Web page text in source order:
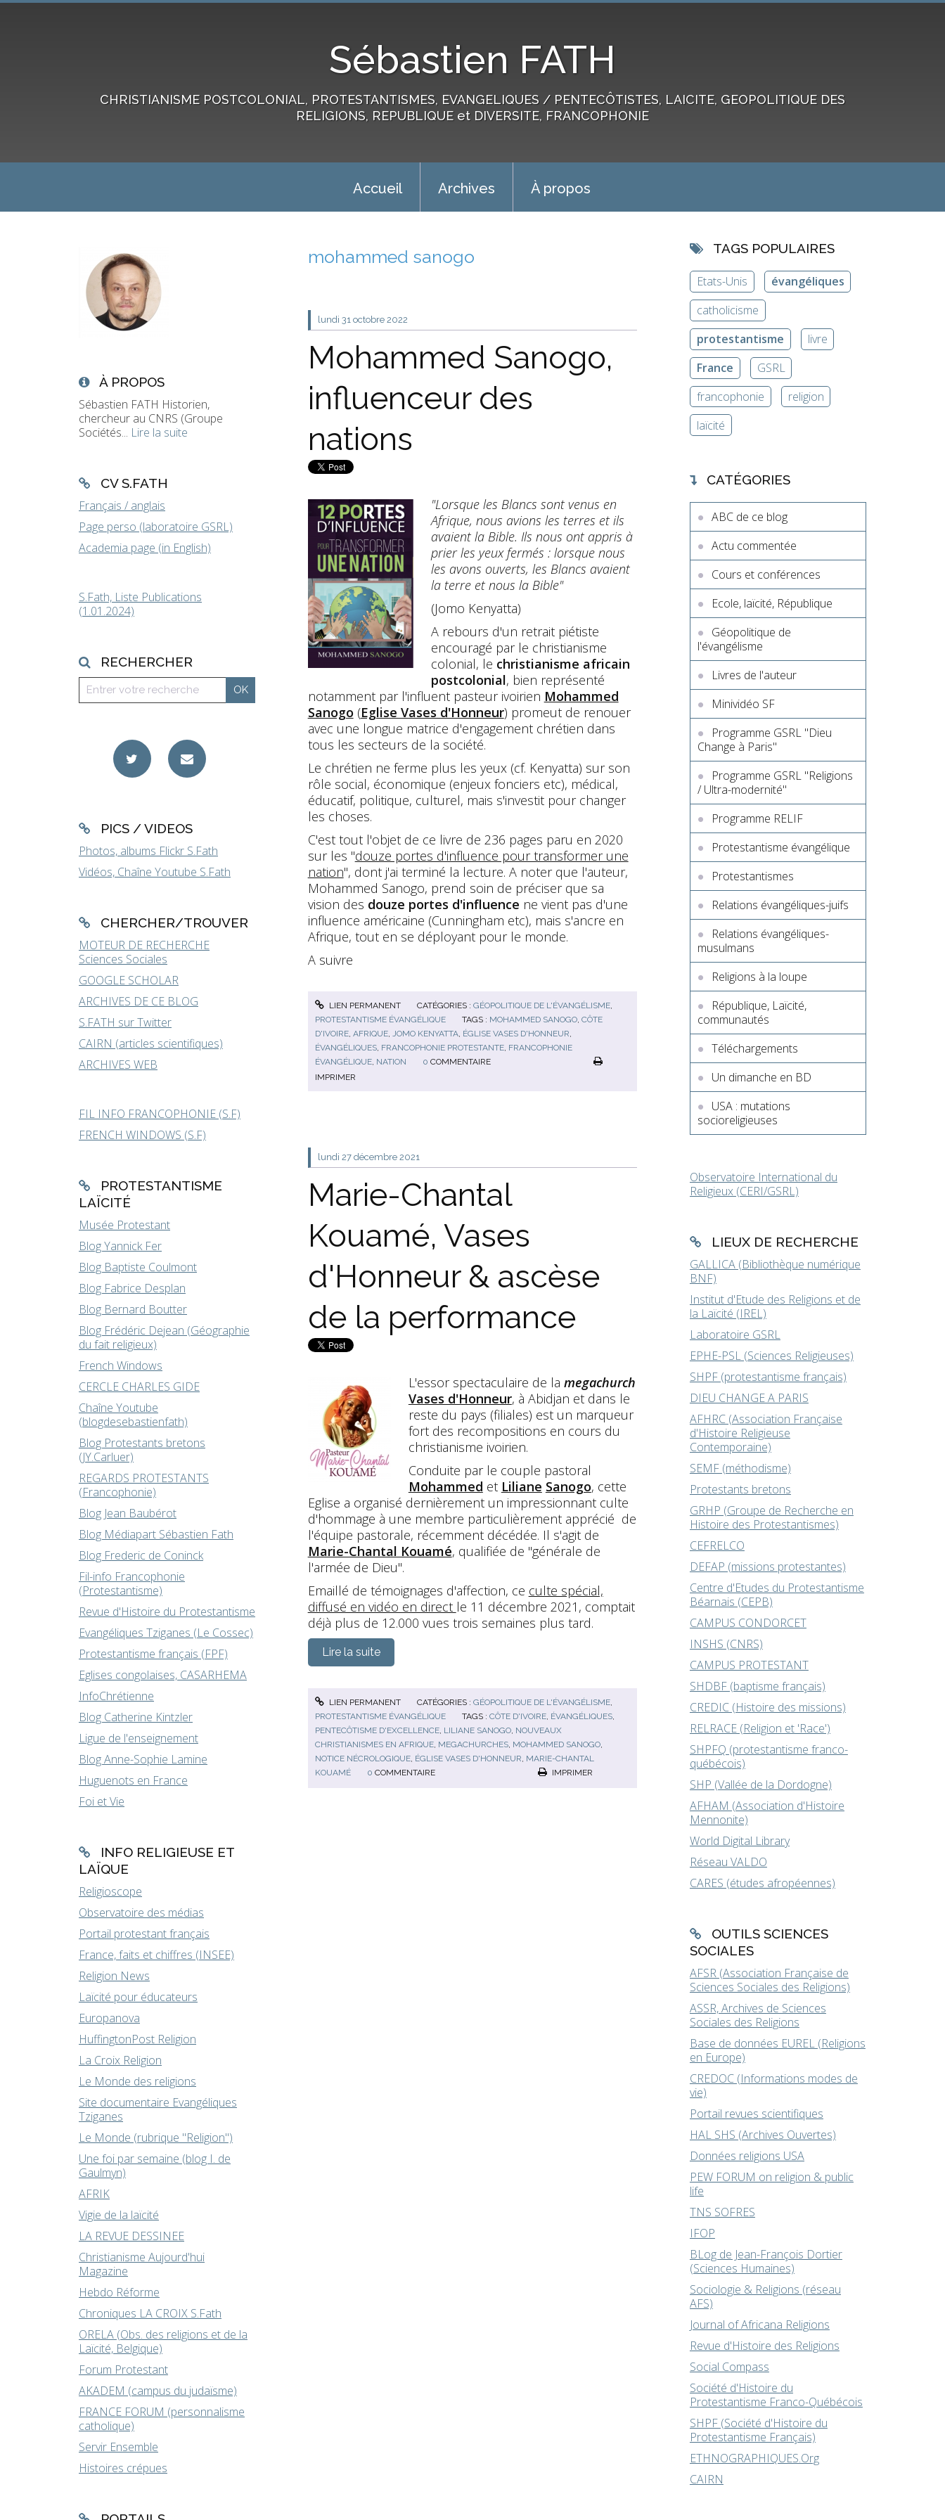
Sébastien FATH
CHRISTIANISME POSTCOLONIAL, PROTESTANTISMES, EVANGELIQUES / PENTECÔTISTES, LAICITE, GEOPOLITIQUE DES
RELIGIONS, REPUBLIQUE et DIVERSITE, FRANCOPHONIE
Accueil Archives À propos
À PROPOS
Sébastien FATH Historien,
chercheur au CNRS (Groupe
Sociétés... Lire la suite
CV S.FATH
Français / anglais
Page perso (laboratoire GSRL)
Academia page (in English)
S.Fath, Liste Publications
(1.01.2024)
RECHERCHER
PICS / VIDEOS
Photos, albums Flickr S.Fath
Vidéos, Chaîne Youtube S.Fath
CHERCHER/TROUVER
MOTEUR DE RECHERCHE
Sciences Sociales
GOOGLE SCHOLAR
ARCHIVES DE CE BLOG
S.FATH sur Twitter
CAIRN (articles scientifiques)
ARCHIVES WEB
FIL INFO FRANCOPHONIE (S.F)
FRENCH WINDOWS (S.F)
PROTESTANTISME
LAÏCITÉ
Musée Protestant
Blog Yannick Fer
Blog Baptiste Coulmont
Blog Fabrice Desplan
Blog Bernard Boutter
Blog Frédéric Dejean (Géographie
du fait religieux)
French Windows
CERCLE CHARLES GIDE
Chaîne Youtube
(blogdesebastienfath)
Blog Protestants bretons
(JY.Carluer)
REGARDS PROTESTANTS
(Francophonie)
Blog Jean Baubérot
Blog Médiapart Sébastien Fath
Blog Frederic de Coninck
Fil-info Francophonie
(Protestantisme)
Revue d'Histoire du Protestantisme
Evangéliques Tziganes (Le Cossec)
Protestantisme français (FPF)
Eglises congolaises, CASARHEMA
InfoChrétienne
Blog Catherine Kintzler
Ligue de l'enseignement
Blog Anne-Sophie Lamine
Huguenots en France
Foi et Vie
INFO RELIGIEUSE ET
LAÏQUE
Religioscope
Observatoire des médias
Portail protestant français
France, faits et chiffres (INSEE)
Religion News
Laïcité pour éducateurs
Europanova
HuffingtonPost Religion
La Croix Religion
Le Monde des religions
Site documentaire Evangéliques
Tziganes
Le Monde (rubrique "Religion")
Une foi par semaine (blog I. de
Gaulmyn)
AFRIK
Vigie de la laïcité
LA REVUE DESSINEE
Christianisme Aujourd'hui
Magazine
Hebdo Réforme
Chroniques LA CROIX S.Fath
ORELA (Obs. des religions et de la
Laïcité, Belgique)
Forum Protestant
AKADEM (campus du judaïsme)
FRANCE FORUM (personnalisme
catholique)
Servir Ensemble
Histoires crépues
mohammed sanogo
lundi 31 octobre 2022
Mohammed Sanogo,
influenceur des
nations
"Lorsque les Blancs sont venus en
Afrique, nous avions les terres et ils
avaient la Bible. Ils nous ont appris à
prier les yeux fermés : lorsque nous
les avons ouverts, les Blancs avaient
la terre et nous la Bible"
(Jomo Kenyatta)
A rebours d'un retrait piétiste
encouragé par le christianisme
colonial, le christianisme africain
postcolonial, bien représenté
notamment par l'influent pasteur ivoirien Mohammed
Sanogo (Eglise Vases d'Honneur) promeut de renouer
avec une longue matrice d'engagement chrétien dans
tous les secteurs de la société.
Le chrétien ne ferme plus les yeux (cf. Kenyatta) sur son
rôle social, économique (enjeux fonciers etc), médical,
éducatif, politique, culturel, mais s'investit pour changer
les choses.
C'est tout l'objet de ce livre de 236 pages paru en 2020
sur les "douze portes d'influence pour transformer une
nation", dont j'ai terminé la lecture. A noter que l'auteur,
Mohammed Sanogo, prend soin de préciser que sa
vision des douze portes d'influence ne vient pas d'une
influence américaine (Cunningham etc), mais s'ancre en
Afrique, tout en se déployant pour le monde.
A suivre
LIEN PERMANENT CATÉGORIES :GÉOPOLITIQUE DE L'ÉVANGÉLISME
PROTESTANTISME ÉVANGÉLIQUE
TAGS : MOHAMMED SANOGO, CÔTE
D'IVOIRE, AFRIQUE, JOMO KENYATTA, ÉGLISE VASES D'HONNEUR
ÉVANGÉLIQUES, FRANCOPHONIE PROTESTANTE, FRANCOPHONIE
ÉVANGÉLIQUE, NATION 0 COMMENTAIRE
IMPRIMER
lundi 27 décembre 2021
Marie-Chantal
Kouamé, Vases
d'Honneur & ascèse
de la performance
L'essor spectaculaire de la megachurch
Vases d'Honneur, à Abidjan et dans le
reste du pays (filiales) est un marqueur
fort des recompositions en cours du
christianisme ivoirien.
Conduite par le couple pastoral
Mohammed et Liliane Sanogo, cette
Eglise a organisé dernièrement un impressionnant culte
d'hommage à une membre particulièrement apprécié de
l'équipe pastorale, récemment décédée. Il s'agit de
Marie-Chantal Kouamé, qualifiée de "générale de
l'armée de Dieu".
Emaillé de témoignages d'affection, ce culte spécial,
diffusé en vidéo en direct le 11 décembre 2021, comptait
déjà plus de 12.000 vues trois semaines plus tard.
Lire la suite
LIEN PERMANENT CATÉGORIES :GÉOPOLITIQUE DE L'ÉVANGÉLISME,
PROTESTANTISME ÉVANGÉLIQUE
TAGS : CÔTE D'IVOIRE, ÉVANGÉLIQUES,
PENTECÔTISME D'EXCELLENCE, LILIANE SANOGO, NOUVEAUX
CHRISTIANISMES EN AFRIQUE, MEGACHURCHES, MOHAMMED SANOGO,
NOTICE NÉCROLOGIQUE, ÉGLISE VASES D'HONNEUR, MARIE-CHANTAL
KOUAMÉ
0 COMMENTAIRE IMPRIMER
TAGS POPULAIRES
Etats-Unis
évangéliques
catholicisme
protestantisme
livre
France
GSRL
francophonie
religion
laïcité
CATÉGORIES
ABC de ce blog
Actu commentée
Cours et conférences
Ecole, laïcité, République
Géopolitique de
l'évangélisme
Livres de l'auteur
Minividéo SF
Programme GSRL "Dieu
Change à Paris"
Programme GSRL "Religions
/ Ultra-modernité"
Programme RELIF
Protestantisme évangélique
Protestantismes
Relations évangéliques-juifs
Relations évangéliques-
musulmans
Religions à la loupe
République, Laïcité,
communautés
Téléchargements
Un dimanche en BD
USA : mutations
socioreligieuses
Observatoire International du
Religieux (CERI/GSRL)
LIEUX DE RECHERCHE
GALLICA (Bibliothèque numérique
BNF)
Institut d'Etude des Religions et de
la Laïcité (IREL)
Laboratoire GSRL
EPHE-PSL (Sciences Religieuses)
SHPF (protestantisme français)
DIEU CHANGE A PARIS
AFHRC (Association Française
d'Histoire Religieuse
Contemporaine)
SEMF (méthodisme)
Protestants bretons
GRHP (Groupe de Recherche en
Histoire des Protestantismes)
CEFRELCO
DEFAP (missions protestantes)
Centre d'Etudes du Protestantisme
Béarnais (CEPB)
CAMPUS CONDORCET
INSHS (CNRS)
CAMPUS PROTESTANT
SHDBF (baptisme français)
CREDIC (Histoire des missions)
RELRACE (Religion et 'Race')
SHPFQ (protestantisme franco-
québécois)
SHP (Vallée de la Dordogne)
AFHAM (Association d'Histoire
Mennonite)
World Digital Library
Réseau VALDO
CARES (études afropéennes)
OUTILS SCIENCES
SOCIALES
AFSR (Association Française de
Sciences Sociales des Religions)
ASSR, Archives de Sciences
Sociales des Religions
Base de données EUREL (Religions
en Europe)
CREDOC (Informations modes de
vie)
Portail revues scientifiques
HAL SHS (Archives Ouvertes)
Données religions USA
PEW FORUM on religion & public
life
TNS SOFRES
IFOP
BLog de Jean-François Dortier
(Sciences Humaines)
Sociologie & Religions (réseau
AFS)
Journal of Africana Religions
Revue d'Histoire des Religions
Social Compass
Société d'Histoire du
Protestantisme Franco-Québécois
SHPF (Société d'Histoire du
Protestantisme Français)
ETHNOGRAPHIQUES.Org
CAIRN